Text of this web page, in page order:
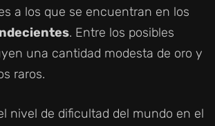
a los que se encuentran en los
. Entre los posibles
una cantidad modesta de oro y
raros.
nivel de dificultad del mundo en el